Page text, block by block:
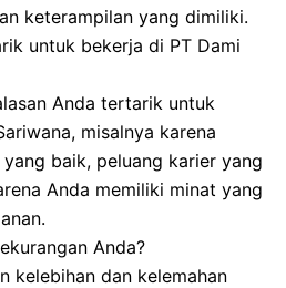
keterampilan yang dimiliki.
untuk bekerja di PT Dami
Anda tertarik untuk
misalnya karena
baik, peluang karier yang
Anda memiliki minat yang
Anda?
kelebihan dan kelemahan